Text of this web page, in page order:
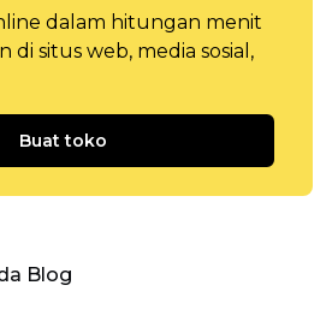
dalam hitungan menit
situs web, media sosial,
Buat toko
Blog